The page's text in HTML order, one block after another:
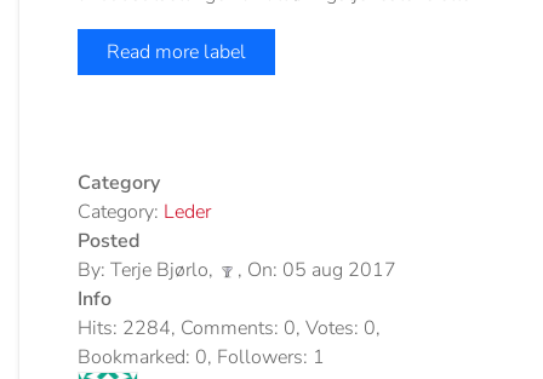
Read more label
Category
Category: Leder
Posted
By: Terje Bjørlo,
, On: 05 aug 2017
Info
Hits: 2284, Comments: 0, Votes: 0,
Bookmarked: 0, Followers: 1